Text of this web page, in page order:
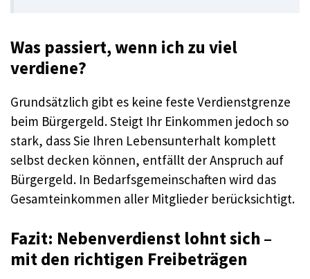
Was passiert, wenn ich zu viel
verdiene?
Grundsätzlich gibt es keine feste Verdienstgrenze
beim Bürgergeld. Steigt Ihr Einkommen jedoch so
stark, dass Sie Ihren Lebensunterhalt komplett
selbst decken können, entfällt der Anspruch auf
Bürgergeld. In Bedarfsgemeinschaften wird das
Gesamteinkommen aller Mitglieder berücksichtigt.
Fazit: Nebenverdienst lohnt sich –
mit den richtigen Freibeträgen